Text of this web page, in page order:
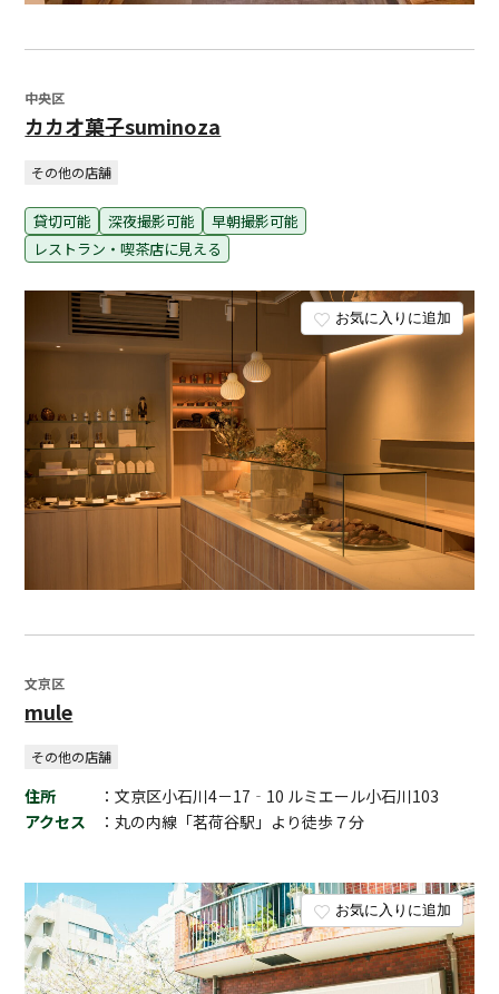
お気に入りに追加
中央区
カカオ菓子suminoza
その他の店舗
貸切可能 深夜撮影可能
早朝撮影可能
レストラン・喫茶店に見える
お気に入りに追加
文京区
mule
その他の店舗
住所
：文京区小石川4－17‐10 ルミエール小石川103
アクセス
：丸の内線「茗荷谷駅」より徒歩７分